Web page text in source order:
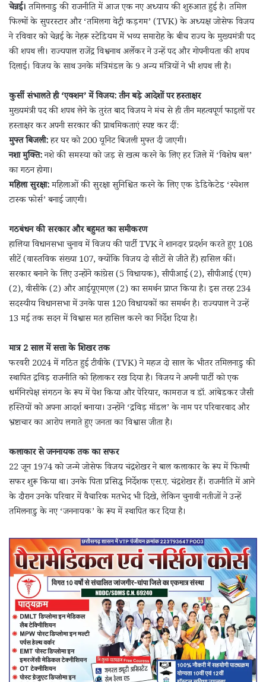
चेन्नई।तमिलनाडु की राजनीति में आज एक नए अध्याय की शुरुआत हुई है। तमिल
फिल्मों के सुपरस्टार और ‘तमिलगा वेट्री कड़गम’ (TVK) के अध्यक्ष जोसेफ विजय
ने रविवार को चेन्नई के नेहरू स्टेडियम में भव्य समारोह के बीच राज्य के मुख्यमंत्री पद
की शपथ ली। राज्यपाल राजेंद्र विश्वनाथ अर्लेकर ने उन्हें पद और गोपनीयता की शपथ
दिलाई। विजय के साथ उनके मंत्रिमंडल के 9 अन्य मंत्रियों ने भी शपथ ली है।
कुर्सी संभालते ही ‘एक्शन’ में विजय: तीन बड़े आदेशों पर हस्ताक्षर
मुख्यमंत्री पद की शपथ लेने के तुरंत बाद विजय ने मंच से ही तीन महत्वपूर्ण फाइलों पर
हस्ताक्षर कर अपनी सरकार की प्राथमिकताएं स्पष्ट कर दीं:
मुफ्त बिजली:हर घर को 200 यूनिट बिजली मुफ्त दी जाएगी।
नशा मुक्ति:नशे की समस्या को जड़ से खत्म करने के लिए हर जिले में ‘विशेष बल’
का गठन होगा।
महिला सुरक्षा:महिलाओं की सुरक्षा सुनिश्चित करने के लिए एक डेडिकेटेड ‘स्पेशल
टास्क फोर्स’ बनाई जाएगी।
गठबंधन की सरकार और बहुमत का समीकरण
हालिया विधानसभा चुनाव में विजय की पार्टी TVK ने शानदार प्रदर्शन करते हुए 108
सीटें (वास्तविक संख्या 107, क्योंकि विजय दो सीटों से जीते हैं) हासिल कीं।
सरकार बनाने के लिए उन्होंने कांग्रेस (5 विधायक), सीपीआई (2), सीपीआई (एम)
(2), वीसीके (2) और आईयूएमएल (2) का समर्थन प्राप्त किया है। इस तरह 234
सदस्यीय विधानसभा में उनके पास 120 विधायकों का समर्थन है। राज्यपाल ने उन्हें
13 मई तक सदन में विश्वास मत हासिल करने का निर्देश दिया है।
मात्र 2 साल में सत्ता के शिखर तक
फरवरी 2024 में गठित हुई टीवीके (TVK) ने महज दो साल के भीतर तमिलनाडु की
स्थापित द्रविड़ राजनीति को हिलाकर रख दिया है। विजय ने अपनी पार्टी को एक
धर्मनिरपेक्ष संगठन के रूप में पेश किया और पेरियार, कामराज व डॉ. आंबेडकर जैसी
हस्तियों को अपना आदर्श बनाया। उन्होंने ‘द्रविड़ मॉडल’ के नाम पर परिवारवाद और
भ्रष्टाचार का आरोप लगाते हुए जनता का विश्वास जीता है।
कलाकार से जननायक तक का सफर
22 जून 1974 को जन्मे जोसेफ विजय चंद्रशेखर ने बाल कलाकार के रूप में फिल्मी
सफर शुरू किया था। उनके पिता प्रसिद्ध निर्देशक एस.ए. चंद्रशेखर हैं। राजनीति में आने
के दौरान उनके परिवार में वैचारिक मतभेद भी दिखे, लेकिन चुनावी नतीजों ने उन्हें
तमिलनाडु के नए ‘जननायक’ के रूप में स्थापित कर दिया है।